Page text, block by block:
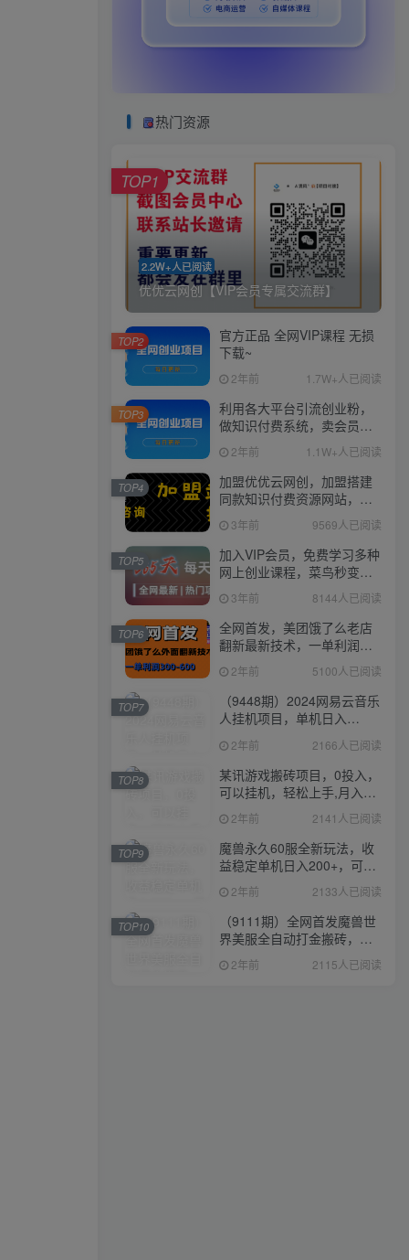
热门资源
2.2W+人已阅读
优优云网创【VIP会员专属交流群】
TOP1
官方正品 全网VIP课程 无损
下载~
2年前 1.7W+人已阅读
TOP2
利用各大平台引流创业粉，
做知识付费系统，卖会员，
卖课程，实现日入几百几千
2年前 1.1W+人已阅读
TOP3
加盟优优云网创，加盟搭建
同款知识付费资源网站，实
现长期稳定被动收入~
3年前 9569人已阅读
TOP4
加入VIP会员，免费学习多种
网上创业课程，菜鸟秒变大
神！
3年前 8144人已阅读
TOP5
全网首发，美团饿了么老店
翻新最新技术，一单利润
300-600
2年前 5100人已阅读
TOP6
（9448期）2024网易云音乐
人挂机项目，单机日入
150+，无脑月入5000+
2年前 2166人已阅读
TOP7
某讯游戏搬砖项目，0投入，
可以挂机，轻松上手,月入
3000+上不封顶
2年前 2141人已阅读
TOP8
魔兽永久60服全新玩法，收
益稳定单机日入200+，可以
多开矩阵操作。
2年前 2133人已阅读
TOP9
（9111期）全网首发魔兽世
界美服全自动打金搬砖，日
入1000+，简单好操作，保
姆级教学
2年前 2115人已阅读
TOP10